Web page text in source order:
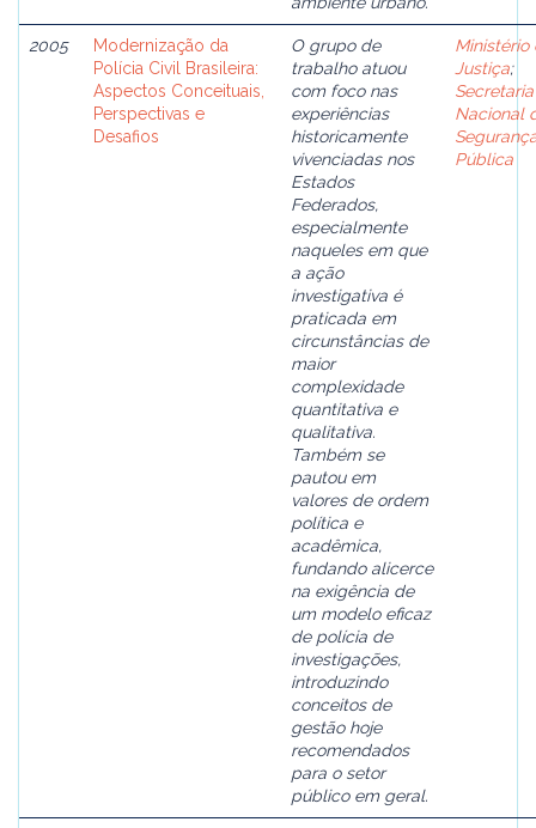
2005
Modernização da
Polícia Civil Brasileira:
Aspectos Conceituais,
Perspectivas e
Desafios
O grupo de
trabalho atuou
com foco nas
experiências
historicamente
vivenciadas nos
Estados
Federados,
especialmente
naqueles em que
a ação
investigativa é
praticada em
circunstâncias de
maior
complexidade
quantitativa e
qualitativa.
Também se
pautou em
valores de ordem
política e
acadêmica,
fundando alicerce
na exigência de
um modelo eficaz
de polícia de
investigações,
introduzindo
conceitos de
gestão hoje
recomendados
para o setor
público em geral.
Ministério
Justiça;
Secretaria
Nacional
Pública